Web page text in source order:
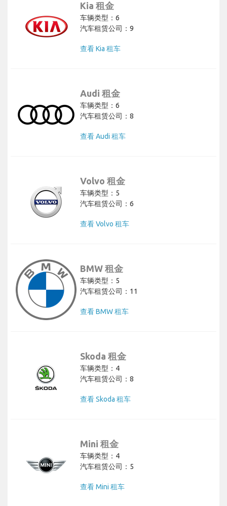
Kia 租金
车辆类型：6
汽车租赁公司：9
查看 Kia 租车
Audi 租金
车辆类型：6
汽车租赁公司：8
查看 Audi 租车
Volvo 租金
车辆类型：5
汽车租赁公司：6
查看 Volvo 租车
BMW 租金
车辆类型：5
汽车租赁公司：11
查看 BMW 租车
Skoda 租金
车辆类型：4
汽车租赁公司：8
查看 Skoda 租车
Mini 租金
车辆类型：4
汽车租赁公司：5
查看 Mini 租车